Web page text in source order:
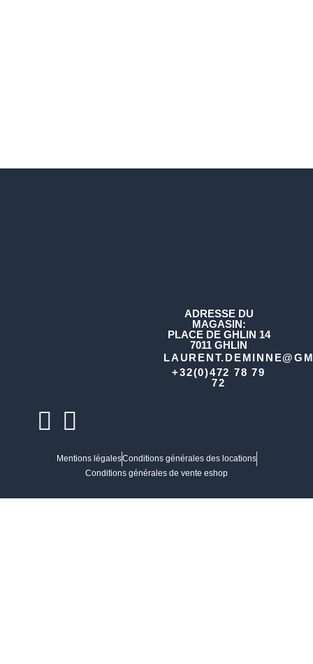
ADRESSE DU
MAGASIN:
PLACE DE GHLIN 14
7011 GHLIN
+32(0)472 78 79
72
Mentions légalesConditions générales des locations
Conditions générales de vente eshop